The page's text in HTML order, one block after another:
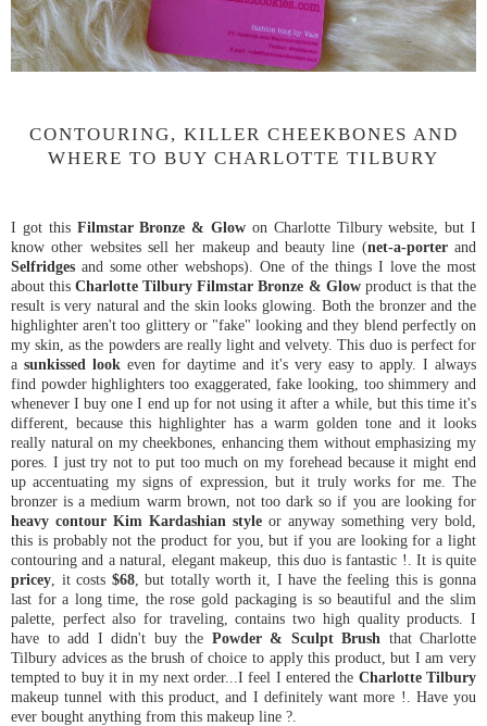
CONTOURING, KILLER CHEEKBONES AND
WHERE TO BUY CHARLOTTE TILBURY
I got this Filmstar Bronze & Glow on Charlotte Tilbury website, but I
know other websites sell her makeup and beauty line (net-a-porterand
Selfridges and some other webshops). One of the things I love the most
about thisCharlotte Tilbury Filmstar Bronze & Glowproduct is that the
result is very natural and the skin looks glowing. Both the bronzer and the
highlighter aren't too glittery or "fake" looking and they blend perfectly on
my skin, as the powders are really light and velvety. This duo is perfect for
a sunkissed look even for daytime and it's very easy to apply. I always
find powder highlighters too exaggerated, fake looking, too shimmery and
whenever I buy one I end up for not using it after a while, but this time it's
different, because this highlighter has a warm golden tone and it looks
really natural on my cheekbones, enhancing them without emphasizing my
pores. I just try not to put too much on my forehead because it might end
up accentuating my signs of expression, but it truly works for me. The
bronzer is a medium warm brown, not too dark so if you are looking for
heavy contour Kim Kardashian style or anyway something very bold,
this is probably not the product for you, but if you are looking for a light
contouring and a natural, elegant makeup, this duo is fantastic !. It is quite
pricey , it costs $68, but totally worth it, I have the feeling this is gonna
last for a long time, the rose gold packaging is so beautiful and the slim
palette, perfect also for traveling, contains two high quality products. I
have to add I didn't buy the Powder & Sculpt Brush that Charlotte
Tilbury advices as the brush of choice to apply this product, but I am very
tempted to buy it in my next order...I feel I entered the Charlotte Tilbury
makeup tunnel with this product, and I definitely want more !. Have you
ever bought anything from this makeup line ?.